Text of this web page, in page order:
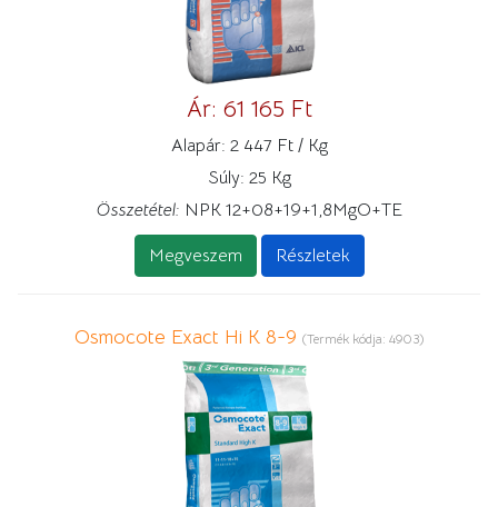
Ár: 61 165 Ft
Alapár: 2 447 Ft / Kg
Súly: 25 Kg
Összetétel: NPK 12+08+19+1,8MgO+TE
Megveszem Részletek
Osmocote Exact Hi K 8-9 (Termék kódja: 4903)